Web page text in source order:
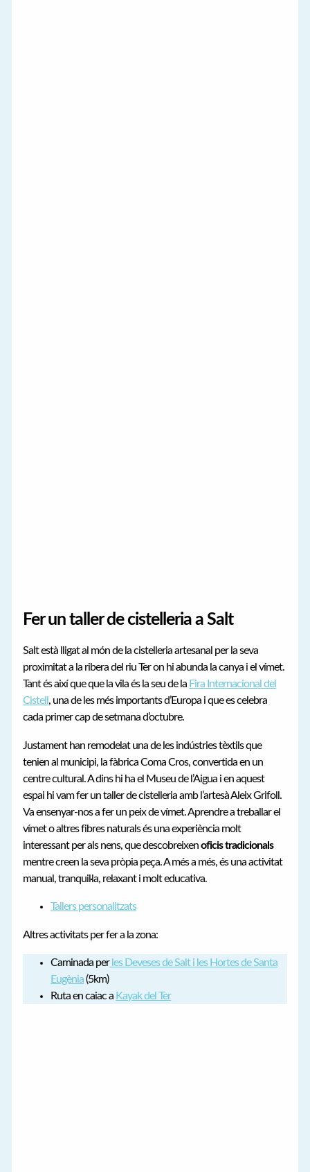
Fer un taller de cistelleria a Salt
Salt està lligat al món de la cistelleria artesanal per la seva
proximitat a la ribera del riu Ter on hi abunda la canya i el vímet.
Tant és així que que la vila és la seu de la Fira Internacional del
Cistell , una de les més importants d’Europa i que es celebra
cada primer cap de setmana d’octubre.
Justament han remodelat una de les indústries tèxtils que
tenien al municipi, la fàbrica Coma Cros, convertida en un
centre cultural. A dins hi ha el Museu de l’Aigua i en aquest
espai hi vam fer un taller de cistelleria amb l’artesà Aleix Grifoll.
Va ensenyar-nos a fer un peix de vímet. Aprendre a treballar el
vímet o altres fibres naturals és una experiència molt
interessant per als nens, que descobreixenoficis tradicionals
mentre creen la seva pròpia peça. A més a més, és una activitat
manual, tranquil·la, relaxant i molt educativa.
Tallers personalitzats
Altres activitats per fer a la zona:
Caminada perles Deveses de Salt i les Hortes de Santa
Eugènia(5km)
Ruta en caiac a Kayak del Ter